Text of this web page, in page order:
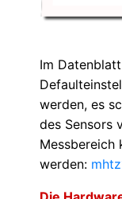
Im
werden, es
des Sensors
Messbereich
werden: